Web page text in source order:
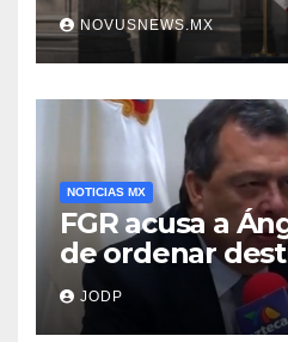
NOVUSNEWS.MX
NOTICIAS MX
FGR acusa a
de ordenar
clave del caso
JODP